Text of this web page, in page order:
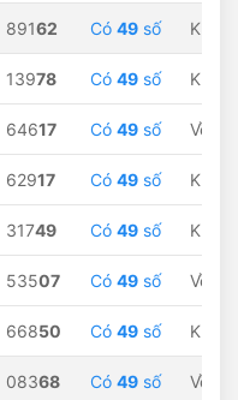
89162 Có 49 số
13978 Có 49 số
64617 Có 49 số Về
62917 Có 49 số
31749 Có 49 số
53507 Có 49 số Về
66850 Có 49 số
08368 Có 49 số Về